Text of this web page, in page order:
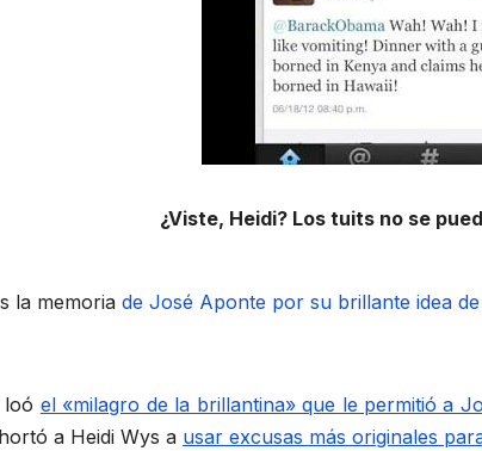
¿Viste, Heidi? Los tuits no se
la memoria de José Aponte por su brillante idea
loó el «milagro de la brillantina» que le permitió a
a Heidi Wys a usar excusas más originales